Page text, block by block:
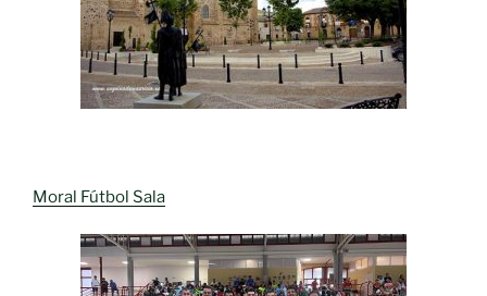
Moral Fútbol Sala